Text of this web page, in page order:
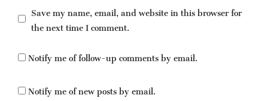
Save my name, email, and website in this browser for
the next time I comment.
Notify me of follow-up comments by email.
Notify me of new posts by email.